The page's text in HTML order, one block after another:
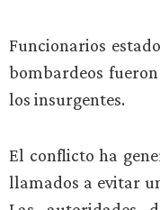
Funcionarios
bombardeos
los insurgentes.
El conflicto ha
llamados a evitar